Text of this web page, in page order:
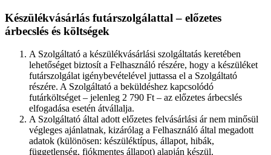
Készülékvásárlás futárszolgálattal – előzetes
árbecslés és költségek
A Szolgáltató a készülékvásárlási szolgáltatás keretében
lehetőséget biztosít a Felhasználó részére, hogy a készüléket
futárszolgálat igénybevételével juttassa el a Szolgáltató
részére. A Szolgáltató a beküldéshez kapcsolódó
futárköltséget – jelenleg 2 790 Ft – az előzetes árbecslés
elfogadása esetén átvállalja.
A Szolgáltató által adott előzetes felvásárlási ár nem minősül
végleges ajánlatnak, kizárólag a Felhasználó által megadott
adatok (különösen: készüléktípus, állapot, hibák,
függetlenség, fiókmentes állapot) alapján készül.